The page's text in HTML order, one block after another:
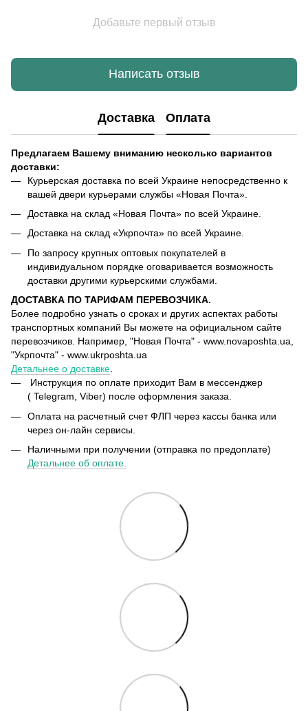
Добавьте первый отзыв
Написать отзыв
Доставка Оплата
Предлагаем Вашему вниманию несколько вариантов
доставки:
Курьерская доставка по всей Украине непосредственно к
вашей двери курьерами службы «Новая Почта».
Доставка на склад «Новая Почта» по всей Украине.
Доставка на склад «Укрпочта» по всей Украине.
По запросу крупных оптовых покупателей в
индивидуальном порядке оговаривается возможность
доставки другими курьерскими службами.
ДОСТАВКА ПО ТАРИФАМ ПЕРЕВОЗЧИКА.
Более подробно узнать о сроках и других аспектах работы
транспортных компаний Вы можете на официальном сайте
перевозчиков. Например, "Новая Почта" - www.novaposhta.ua,
"Укрпочта" - www.ukrposhta.ua
Детальнее о доставке
Инструкция по оплате приходит Вам в мессенджер
( Telegram, Viber) после оформления заказа.
Оплата на расчетный счет ФЛП через кассы банка или
через он-лайн сервисы.
Наличными при получении (отправка по предоплате)
Детальнее об оплате.